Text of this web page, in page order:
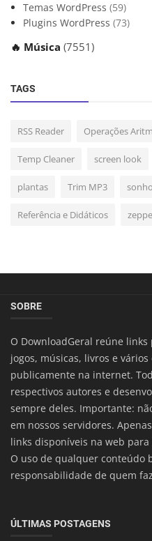
Temas WordPress (59)
Plugins WordPress (73)
🔥 Música (7551)
TAGS
RSS Reader Operações
Temp Cleaner screen look
plantas Trim MP3
Referência e Didáticos
SOBRE
O DownloadGeral reúne
jogos, músicas, livros e
publicamente na internet.
respectivos autores e
sempre deles. Importante:
em nossos servidores.
links disponíveis na web
O uso de qualquer conteúdo
responsabilidade de quem
ÚLTIMAS POSTAGENS